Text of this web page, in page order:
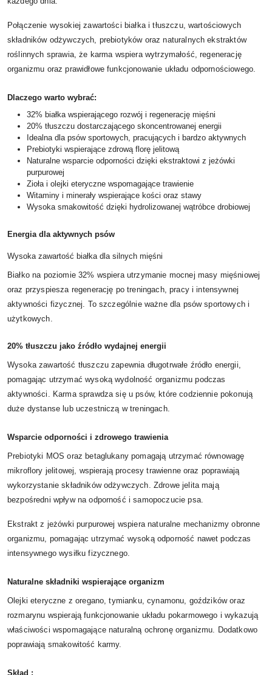
Połączenie wysokiej zawartości białka i tłuszczu, wartościowych
składników odżywczych, prebiotyków oraz naturalnych ekstraktów
roślinnych sprawia, że karma wspiera wytrzymałość, regenerację
organizmu oraz prawidłowe funkcjonowanie układu odpornościowego.
Dlaczego warto wybrać:
32% białka wspierającego rozwój i regenerację mięśni
20% tłuszczu dostarczającego skoncentrowanej energii
Idealna dla psów sportowych, pracujących i bardzo aktywnych
Prebiotyki wspierające zdrową florę jelitową
Naturalne wsparcie odporności dzięki ekstraktowi z jeżówki
purpurowej
Zioła i olejki eteryczne wspomagające trawienie
Witaminy i minerały wspierające kości oraz stawy
Wysoka smakowitość dzięki hydrolizowanej wątróbce drobiowej
Energia dla aktywnych psów
Wysoka zawartość białka dla silnych mięśni
Białko na poziomie 32% wspiera utrzymanie mocnej masy mięśniowej
oraz przyspiesza regenerację po treningach, pracy i intensywnej
aktywności fizycznej. To szczególnie ważne dla psów sportowych i
użytkowych.
20% tłuszczu jako źródło wydajnej energii
Wysoka zawartość tłuszczu zapewnia długotrwałe źródło energii,
pomagając utrzymać wysoką wydolność organizmu podczas
aktywności. Karma sprawdza się u psów, które codziennie pokonują
duże dystanse lub uczestniczą w treningach.
Wsparcie odporności i zdrowego trawienia
Prebiotyki MOS oraz betaglukany pomagają utrzymać równowagę
mikroflory jelitowej, wspierają procesy trawienne oraz poprawiają
wykorzystanie składników odżywczych. Zdrowe jelita mają
bezpośredni wpływ na odporność i samopoczucie psa.
Ekstrakt z jeżówki purpurowej wspiera naturalne mechanizmy obronne
organizmu, pomagając utrzymać wysoką odporność nawet podczas
intensywnego wysiłku fizycznego.
Naturalne składniki wspierające organizm
Olejki eteryczne z oregano, tymianku, cynamonu, goździków oraz
rozmarynu wspierają funkcjonowanie układu pokarmowego i wykazują
właściwości wspomagające naturalną ochronę organizmu. Dodatkowo
poprawiają smakowitość karmy.
Skład :